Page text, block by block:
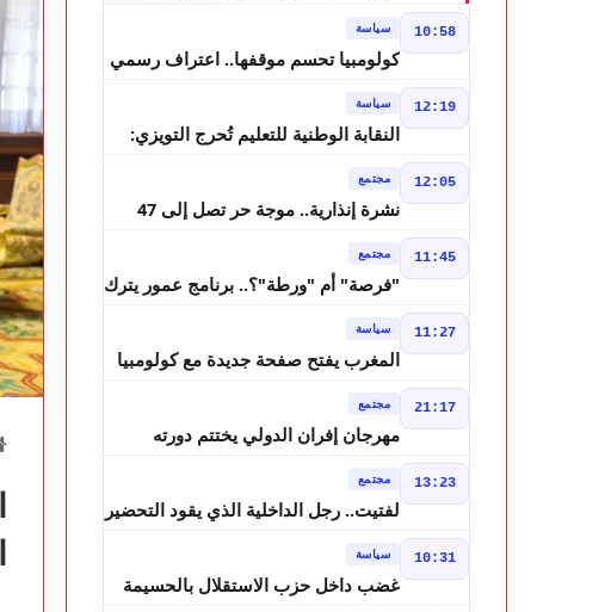
التعليقات الساخرة
10:58 سياسة
كولومبيا تحسم موقفها.. اعتراف رسمي
12:19 سياسة
النقابة الوطنية للتعليم تُحرج التويزي:
12:05 مجتمع
نشرة إنذارية.. موجة حر تصل إلى 47
بالمغرب
11:45 مجتمع
"فرصة" أم "ورطة"؟.. برنامج عمور يترك
11:27 سياسة
المغرب يفتح صفحة جديدة مع كولومبيا
21:17 مجتمع
مهرجان إفران الدولي يختتم دورته
تخطف الأضواء
13:23 مجتمع
لفتيت.. رجل الداخلية الذي يقود التحضير
10:31 سياسة
غضب داخل حزب الاستقلال بالحسيمة